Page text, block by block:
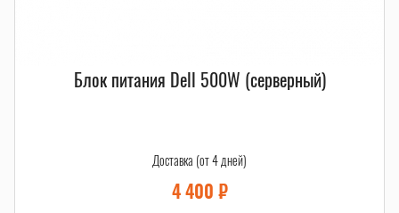
Блок питания Dell 500W (серверный)
Доставка (от 4 дней)
4 400 ₽